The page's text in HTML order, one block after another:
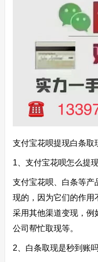
支付宝花呗提现白条取
1、支付宝花呗怎么提
支付宝花呗、白条等产
现的，因为它们的作用
采用其他渠道变现，例
公司帮忙取现等。
2、白条取现是秒到账